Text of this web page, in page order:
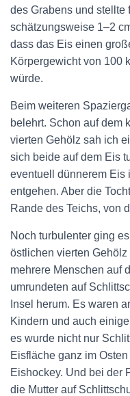
des Grabens und stellte
schätzungsweise 1–2
dass das Eis einen
Körpergewicht von 100
würde.
Beim weiteren
belehrt. Schon auf dem
vierten Gehölz sah ich
sich beide auf dem Eis
eventuell dünnerem Eis
entgehen. Aber die
Rande des Teichs, von
Noch turbulenter ging
östlichen vierten
mehrere Menschen auf
umrundeten auf
Insel herum. Es waren
Kindern und auch
es wurde nicht nur
Eisfläche ganz im
Eishockey. Und bei der
die Mutter auf